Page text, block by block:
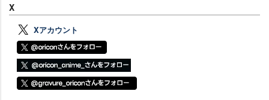
X
Xアカウント